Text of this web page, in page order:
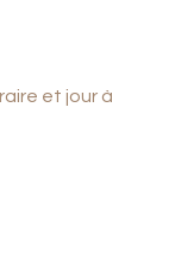
et jour à